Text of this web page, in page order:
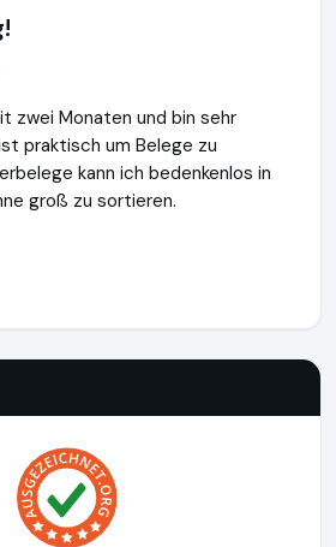
zwei Monaten und bin sehr
praktisch um Belege zu
kann ich bedenkenlos in
groß zu sortieren.